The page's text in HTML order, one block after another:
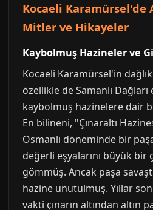
Kocaeli Karamürsel'de
Mitler ve Hikayeler
Kaybolmuş Hazineler ve
Kocaeli Karamürsel'in
özellikle de Samanlı
kaybolmuş hazinelere dair
En bilineni, "Çınaraltı
Osmanlı döneminde bir
değerli eşyalarını büyük bir
gömmüş. Ancak paşa
hazine unutulmuş. Yıllar
vakti çınarın altından altın